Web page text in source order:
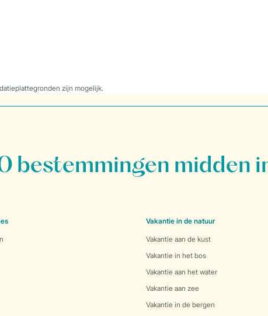
zijn mogelijk.
bestemmingen midden
Vakantie in de natuur
Vakantie aan de kust
Vakantie in het bos
Vakantie aan het water
Vakantie aan zee
Vakantie in de bergen